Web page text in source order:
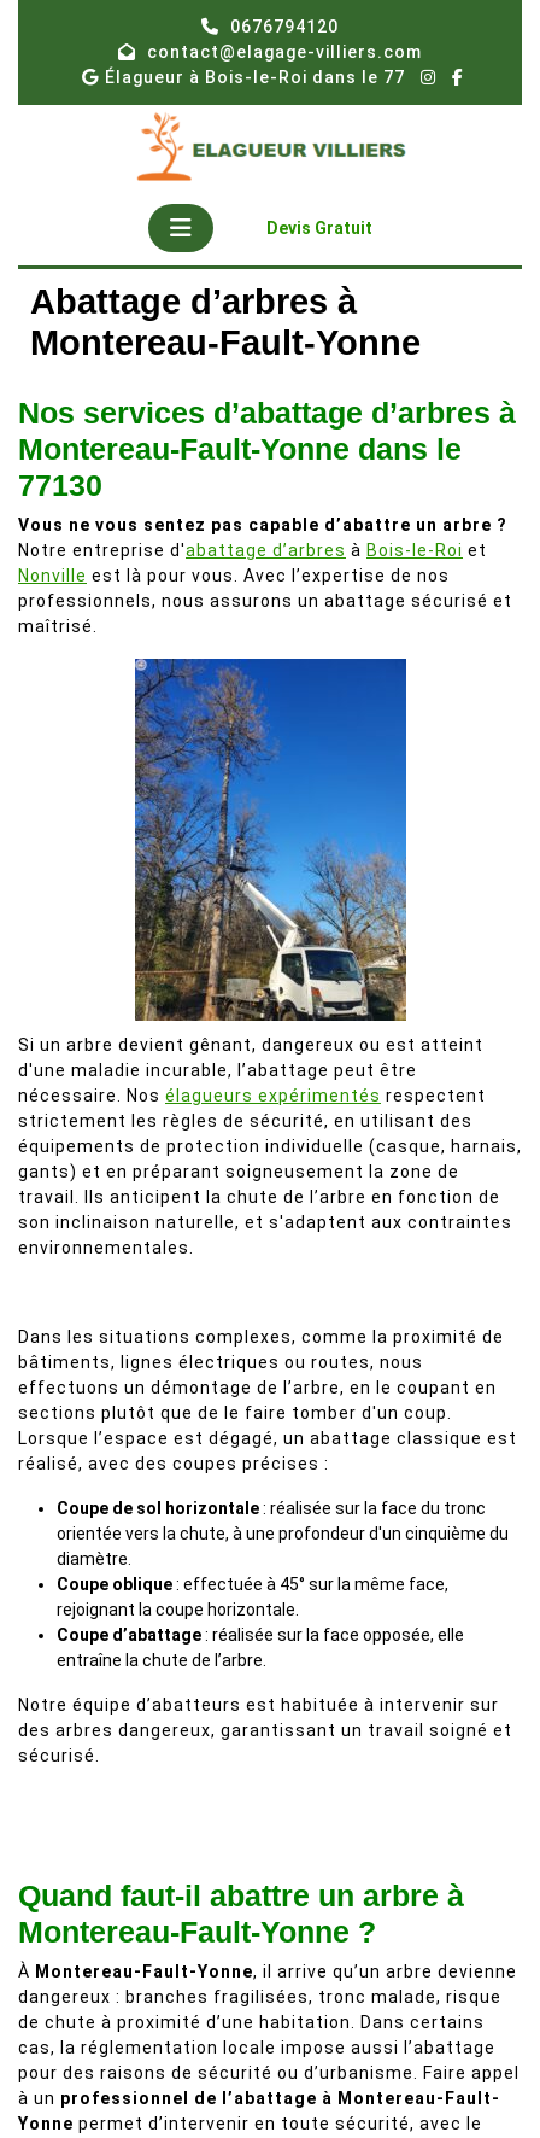
0676794120
contact@elagage-villiers.com
Élagueur à Bois-le-Roi dans le 77
Open
Button
Devis Gratuit
Abattage d’arbres à
Montereau-Fault-Yonne
Nos services d’abattage d’arbres à
Montereau-Fault-Yonne dans le
77130
Vous ne vous sentez pas capable d’abattre un arbre ?
Notre entreprise d'abattage d’arbres à Bois-le-Roi et
Nonville est là pour vous. Avec l’expertise de nos
professionnels, nous assurons un abattage sécurisé et
maîtrisé.
Si un arbre devient gênant, dangereux ou est atteint
d'une maladie incurable, l’abattage peut être
nécessaire. Nos élagueurs expérimentés respectent
strictement les règles de sécurité, en utilisant des
équipements de protection individuelle (casque, harnais,
gants) et en préparant soigneusement la zone de
travail. Ils anticipent la chute de l’arbre en fonction de
son inclinaison naturelle, et s'adaptent aux contraintes
environnementales.
Dans les situations complexes, comme la proximité de
bâtiments, lignes électriques ou routes, nous
effectuons un démontage de l’arbre, en le coupant en
sections plutôt que de le faire tomber d'un coup.
Lorsque l’espace est dégagé, un abattage classique est
réalisé, avec des coupes précises :
Coupe de sol horizontale: réalisée sur la face du tronc
orientée vers la chute, à une profondeur d'un cinquième du
diamètre.
Coupe oblique: effectuée à 45° sur la même face,
rejoignant la coupe horizontale.
Coupe d’abattage: réalisée sur la face opposée, elle
entraîne la chute de l’arbre.
Notre équipe d’abatteurs est habituée à intervenir sur
des arbres dangereux, garantissant un travail soigné et
sécurisé.
Quand faut-il abattre un arbre à
Montereau-Fault-Yonne ?
À Montereau-Fault-Yonne, il arrive qu’un arbre devienne
dangereux : branches fragilisées, tronc malade, risque
de chute à proximité d’une habitation. Dans certains
cas, la réglementation locale impose aussi l’abattage
pour des raisons de sécurité ou d’urbanisme. Faire appel
à un professionnel de l’abattage à Montereau-Fault-
Yonne permet d’intervenir en toute sécurité, avec le